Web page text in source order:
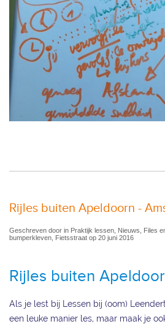
Rijles buiten Apeldoorn -
Geschreven door in Praktijk lessen, Nieuws, Files
bumperkleven, Fietsstraat op 20 juni 2016
Rijles buiten
Als je lest bij Lessen bij (oom)
een leuke manier les, maar maak je